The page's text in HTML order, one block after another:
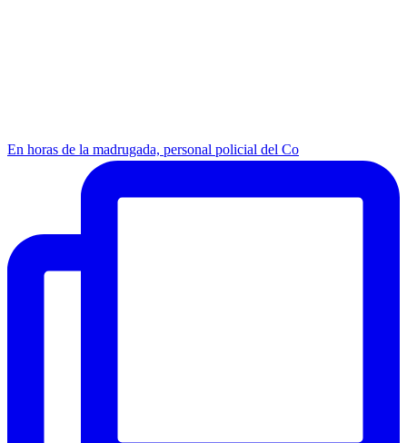
En horas de la madrugada, personal policial del Co